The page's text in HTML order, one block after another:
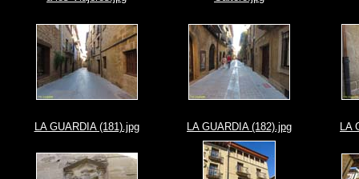
LA GUARDIA (181).jpg LA GUARDIA (182).jpg LA